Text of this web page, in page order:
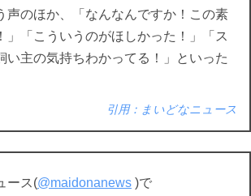
声のほか、「なんなんですか！この素
」「こういうのがほしかった！」「ス
い主の気持ちわかってる！」といった
引用：まいどなニュース
ース(@maidonanews )で